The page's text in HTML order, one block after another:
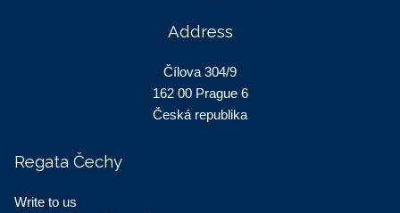
Address
Čílova 304/9
162 00 Prague 6
Česká republika
Regata Čechy
Write to us